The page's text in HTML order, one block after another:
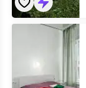
«Студия